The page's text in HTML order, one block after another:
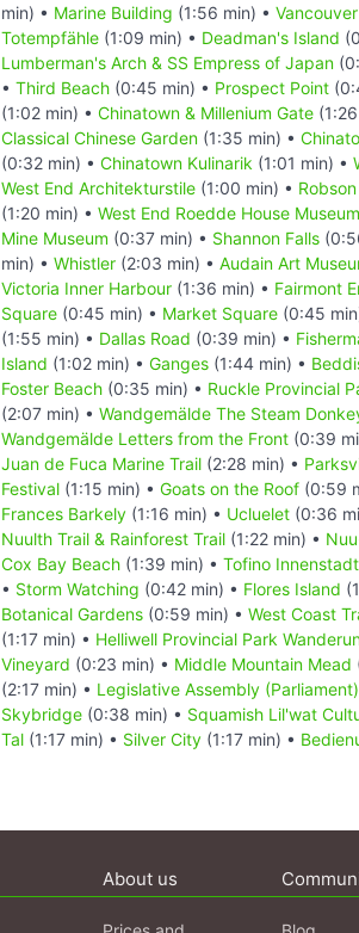
min) • Marine Building (1:56 min) •
Totempfähle (1:09 min) • Deadman's Island
Lumberman's Arch & SS Empress of Japan
• Third Beach (0:45 min) • Prospect Point
(1:02 min) • Chinatown & Millenium Gate
Classical Chinese Garden (1:35 min) •
(0:32 min) • Chinatown Kulinarik (1:01 min) •
West End Architekturstile (1:00 min) •
(1:20 min) • West End Roedde House Museum
Mine Museum (0:37 min) • Shannon Falls
min) • Whistler (2:03 min) • Audain Art
Victoria Inner Harbour (1:36 min) • Fairmont
Square (0:45 min) • Market Square (0:45
(1:55 min) • Dallas Road (0:39 min) •
Island (1:02 min) • Ganges (1:44 min) •
Foster Beach (0:35 min) • Ruckle Provincial
(2:07 min) • Wandgemälde The Steam
Wandgemälde Letters from the Front (0:39
Juan de Fuca Marine Trail (2:28 min) •
Festival (1:15 min) • Goats on the Roof (0:59
Frances Barkely (1:16 min) • Ucluelet (0:36
Nuulth Trail & Rainforest Trail (1:22 min) •
Cox Bay Beach (1:39 min) • Tofino Innenstadt
• Storm Watching (0:42 min) • Flores Island
Botanical Gardens (0:59 min) • West Coast
(1:17 min) • Helliwell Provincial Park
Vineyard (0:23 min) • Middle Mountain Mead
(2:17 min) • Legislative Assembly (Parliament)
Skybridge (0:38 min) • Squamish Lil'wat
Tal (1:17 min) • Silver City (1:17 min) •
About us